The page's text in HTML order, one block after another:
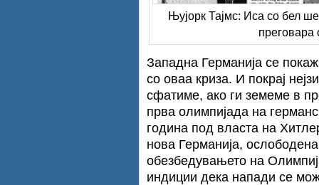
Њујорк Тајмс: Иса со бел
преговара
Западна Германија се
со оваа криза. И покрај
сфатиме, ако ги земеме в
прва олимпијада на
година под власта на
нова Германија,
обезбедувањето на
индиции дека напади се